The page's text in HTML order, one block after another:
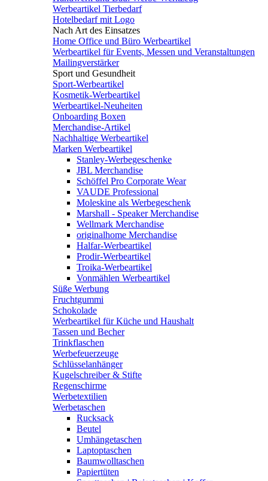
Werbeartikel Tierbedarf
Hotelbedarf mit Logo
Nach Art des Einsatzes
Home Office und Büro Werbeartikel
Werbeartikel für Events, Messen und Veranstaltungen
Mailingverstärker
Sport und Gesundheit
Sport-Werbeartikel
Kosmetik-Werbeartikel
Werbeartikel-Neuheiten
Onboarding Boxen
Merchandise-Artikel
Nachhaltige Werbeartikel
Marken Werbeartikel
Stanley-Werbegeschenke
JBL Merchandise
Schöffel Pro Corporate Wear
VAUDE Professional
Moleskine als Werbegeschenk
Marshall - Speaker Merchandise
Wellmark Merchandise
originalhome Merchandise
Halfar-Werbeartikel
Prodir-Werbeartikel
Troika-Werbeartikel
Vonmählen Werbeartikel
Süße Werbung
Fruchtgummi
Schokolade
Werbeartikel für Küche und Haushalt
Tassen und Becher
Trinkflaschen
Werbefeuerzeuge
Schlüsselanhänger
Kugelschreiber & Stifte
Regenschirme
Werbetextilien
Werbetaschen
Rucksack
Beutel
Umhängetaschen
Laptoptaschen
Baumwolltaschen
Papiertüten